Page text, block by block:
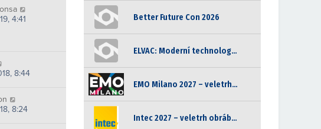
4:41
8:44
8:24